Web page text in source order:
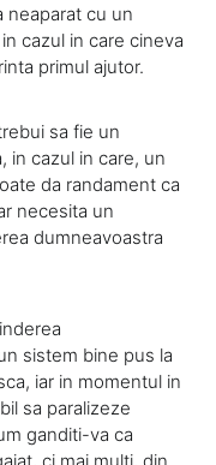
neaparat cu un
cazul in care cineva
primul ajutor.
sa fie un
in cazul in care, un
da randament ca
necesita un
dumneavoastra
sistem bine pus la
iar in momentul in
sa paralizeze
ganditi-va ca